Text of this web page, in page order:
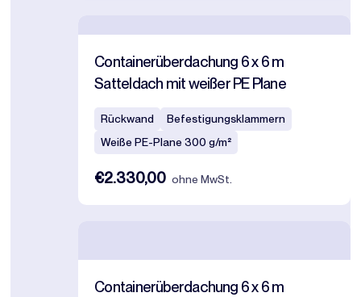
Containerüberdachung 6 x 6 m
Satteldach mit weißer PE Plane
Rückwand
Befestigungsklammern
Weiße PE-Plane 300 g/m²
€2.330,00 ohne MwSt.
Containerüberdachung 6 x 6 m